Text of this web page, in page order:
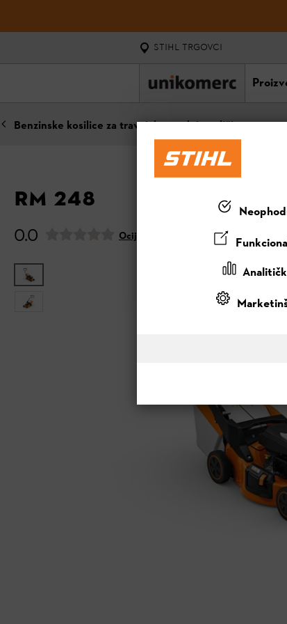
STIHL TRGOVCI
Benzinske kosilice za travnjake srednje veličine
RM 248
0.0 Ocijeni ovaj proizvod